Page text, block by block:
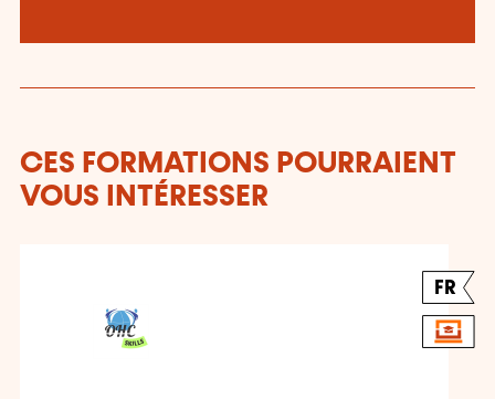
CES FORMATIONS POURRAIENT
VOUS INTÉRESSER
FR